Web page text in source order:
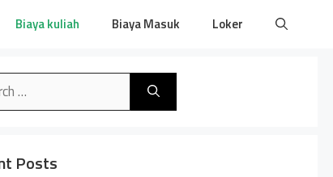
Biaya kuliah Biaya Masuk Loker
Posts